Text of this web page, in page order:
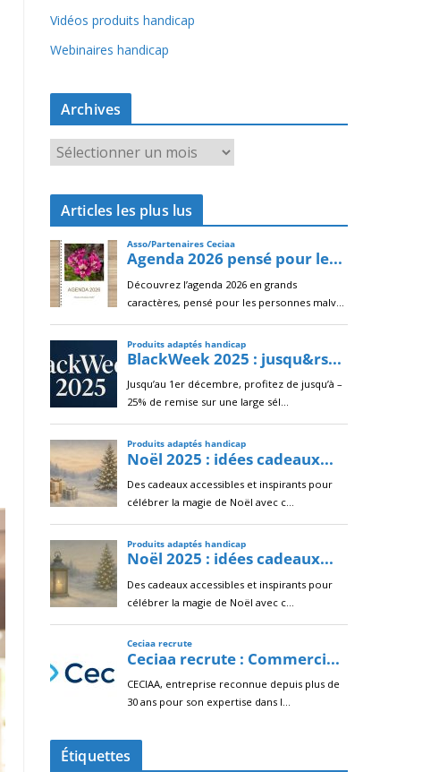
Vidéos produits handicap
Webinaires handicap
Archives
r
c
i
v
e
s
Articles les plus lus
Étiquettes